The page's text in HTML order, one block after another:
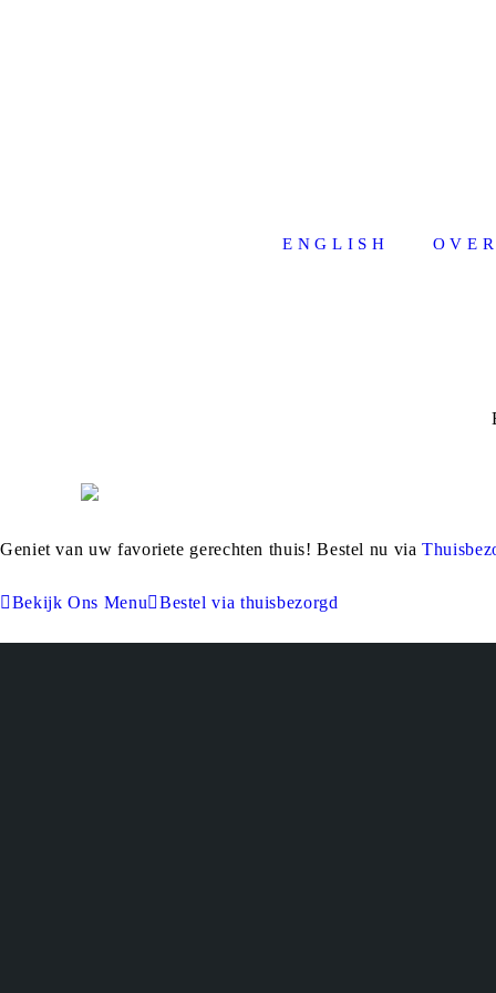
ENGLISH
Geniet van uw favoriete gerechten thuis! Bestel nu via
Bekijk Ons Menu Bestel via thuisbezorgd